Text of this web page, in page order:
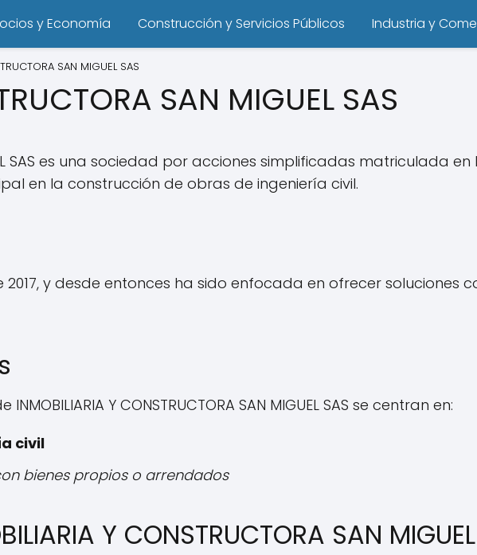
y Economía Construcción y Servicios Públicos Industria y
SAN MIGUEL SAS
SAN MIGUEL SAS
SAS es una sociedad por acciones simplificadas matriculada
en la construcción de obras de ingeniería civil.
y desde entonces ha sido enfocada en ofrecer soluciones
Y CONSTRUCTORA SAN MIGUEL SAS se centran en:
civil
bienes propios o arrendados
Y CONSTRUCTORA SAN